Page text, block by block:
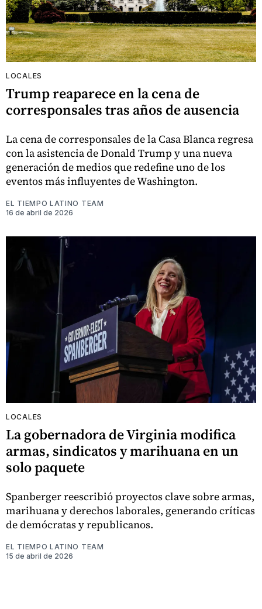
LOCALES
Trump reaparece en la cena de
corresponsales tras años de ausencia
La cena de corresponsales de la Casa Blanca regresa
con la asistencia de Donald Trump y una nueva
generación de medios que redefine uno de los
eventos más influyentes de Washington.
EL TIEMPO LATINO TEAM
16 de abril de 2026
LOCALES
La gobernadora de Virginia modifica
armas, sindicatos y marihuana en un
solo paquete
Spanberger reescribió proyectos clave sobre armas,
marihuana y derechos laborales, generando críticas
de demócratas y republicanos.
EL TIEMPO LATINO TEAM
15 de abril de 2026